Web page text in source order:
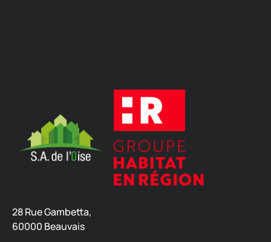
28 Rue Gambetta,
60000 Beauvais